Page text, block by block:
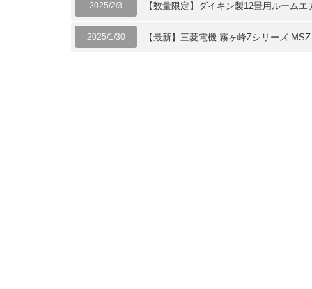
2025/2/3 【数量限定】ダイキン製12畳用ルーム
2025/1/30 【最新】三菱電機 霧ヶ峰Zシリーズ